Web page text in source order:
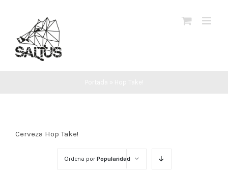
contenido
Cerveza Hop Take!
Ordena porPopularidad